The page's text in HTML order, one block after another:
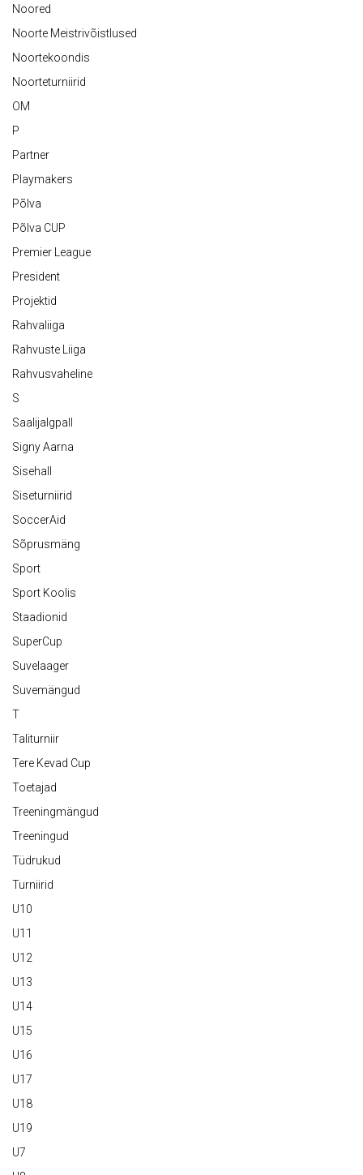
Noored
Noorte Meistrivõistlused
Noortekoondis
Noorteturniirid
OM
P
Partner
Playmakers
Põlva
Põlva CUP
Premier League
President
Projektid
Rahvaliiga
Rahvuste Liiga
Rahvusvaheline
S
Saalijalgpall
Signy Aarna
Sisehall
Siseturniirid
SoccerAid
Sõprusmäng
Sport
Sport Koolis
Staadionid
SuperCup
Suvelaager
Suvemängud
T
Taliturniir
Tere Kevad Cup
Toetajad
Treeningmängud
Treeningud
Tüdrukud
Turniirid
U10
U11
U12
U13
U14
U15
U16
U17
U18
U19
U7